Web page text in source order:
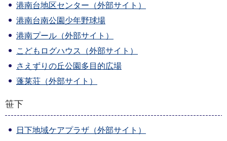
港南台地区センター（外部サイト）
港南台南公園少年野球場
港南プール（外部サイト）
こどもログハウス（外部サイト）
さえずりの丘公園多目的広場
蓬莱荘（外部サイト）
笹下
日下地域ケアプラザ（外部サイト）